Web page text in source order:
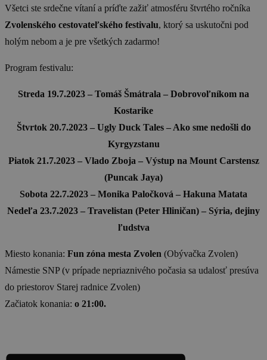
Všetci ste srdečne vítaní a príďte zažiť atmosféru štvrtého ročníka
Zvolenského cestovateľského festivalu, ktorý sa uskutočni pod
holým nebom a je pre všetkých zadarmo!
Program festivalu:
Streda 19.7.2023 – Tomáš Šmátrala – Dobrovoľníkom na
Kostarike
Štvrtok 20.7.2023 – Ugly Duck Tales – Ako sme nedošli do
Kyrgyzstanu
Piatok 21.7.2023 – Vlado Zboja – Výstup na Mount Carstensz
(Puncak Jaya)
Sobota 22.7.2023 – Monika Paločková – Hakuna Matata
Nedeľa 23.7.2023 – Travelistan (Peter Hliničan) – Sýria, dejiny
ľudstva
Miesto konania: Fun zóna mesta Zvolen (Obývačka Zvolen)
Námestie SNP (v prípade nepriaznivého počasia sa udalosť presúva
do priestorov Starej radnice Zvolen)
Začiatok konania: o 21:00.